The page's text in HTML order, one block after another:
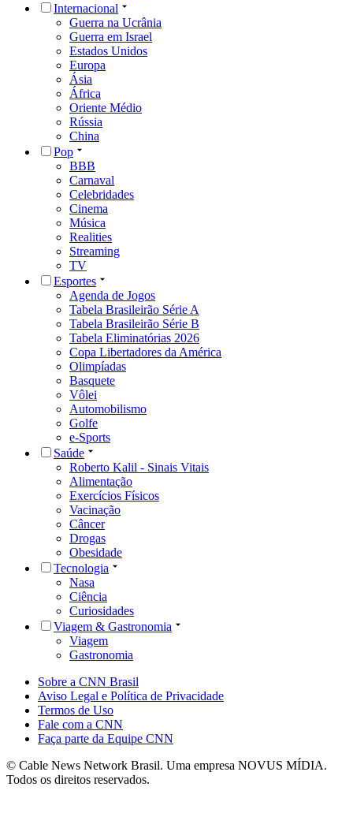
Internacional
Guerra na Ucrânia
Guerra em Israel
Estados Unidos
Europa
Ásia
África
Oriente Médio
Rússia
China
Pop
BBB
Carnaval
Celebridades
Cinema
Música
Realities
Streaming
TV
Esportes
Agenda de Jogos
Tabela Brasileirão Série A
Tabela Brasileirão Série B
Tabela Eliminatórias 2026
Copa Libertadores da América
Olimpíadas
Basquete
Vôlei
Automobilismo
Golfe
e-Sports
Saúde
Roberto Kalil - Sinais Vitais
Alimentação
Exercícios Físicos
Vacinação
Câncer
Drogas
Obesidade
Tecnologia
Nasa
Ciência
Curiosidades
Viagem & Gastronomia
Viagem
Gastronomia
Sobre a CNN Brasil
Aviso Legal e Política de Privacidade
Termos de Uso
Fale com a CNN
Faça parte da Equipe CNN
© Cable News Network Brasil. Uma empresa NOVUS MÍDIA.
Todos os direitos reservados.